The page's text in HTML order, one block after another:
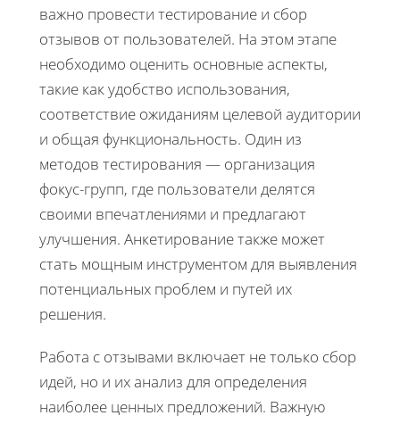
важно провести тестирование и сбор
отзывов от пользователей. На этом этапе
необходимо оценить основные аспекты,
такие как удобство использования,
соответствие ожиданиям целевой аудитории
и общая функциональность. Один из
методов тестирования — организация
фокус-групп, где пользователи делятся
своими впечатлениями и предлагают
улучшения. Анкетирование также может
стать мощным инструментом для выявления
потенциальных проблем и путей их
решения.
Работа с отзывами включает не только сбор
идей, но и их анализ для определения
наиболее ценных предложений. Важную